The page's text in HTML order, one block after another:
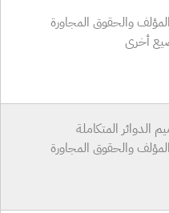
والحقوق المجاورة
أخرى
الدوائر المتكاملة
والحقوق المجاورة